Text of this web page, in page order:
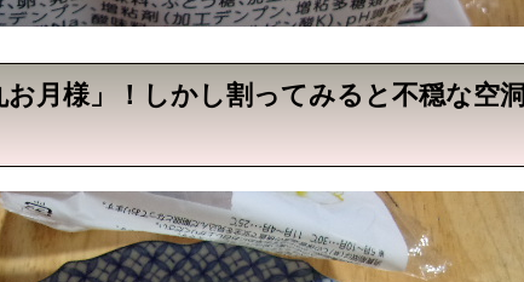
お月様」！しかし割ってみると不穏な空洞